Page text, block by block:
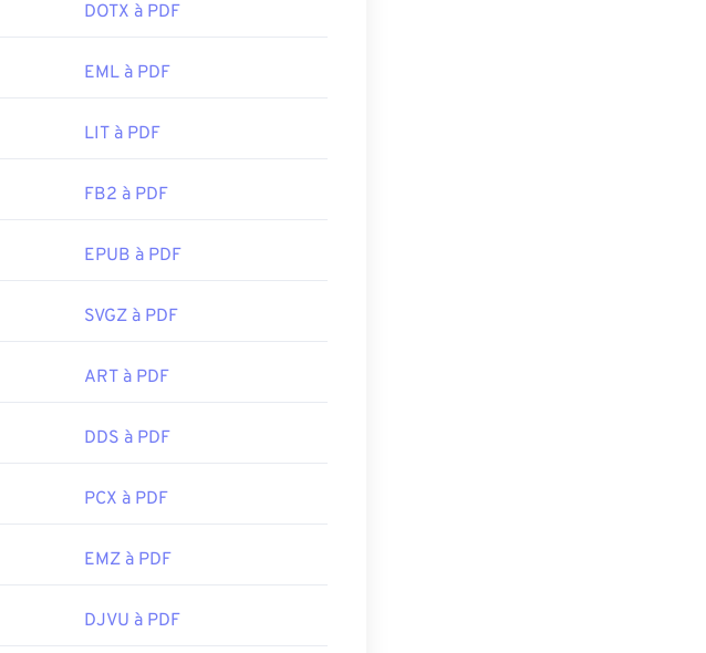
DOTX à PDF
EML à PDF
LIT à PDF
FB2 à PDF
EPUB à PDF
SVGZ à PDF
ART à PDF
DDS à PDF
PCX à PDF
EMZ à PDF
DJVU à PDF